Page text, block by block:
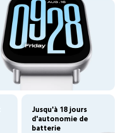
Jusqu'à 18 jours
d'autonomie de
batterie